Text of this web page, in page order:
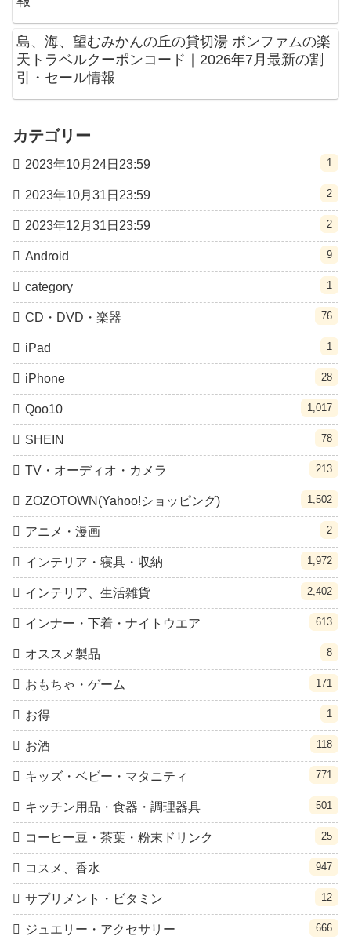
島、海、望むみかんの丘の貸切湯 ボンファムの楽
天トラベルクーポンコード｜2026年7月最新の割
引・セール情報
カテゴリー
2023年10月24日23:59 1
2023年10月31日23:59 2
2023年12月31日23:59 2
Android 9
category 1
CD・DVD・楽器 76
iPad 1
iPhone 28
Qoo10 1,017
SHEIN 78
TV・オーディオ・カメラ 213
ZOZOTOWN(Yahoo!ショッピング) 1,502
アニメ・漫画 2
インテリア・寝具・収納 1,972
インテリア、生活雑貨 2,402
インナー・下着・ナイトウエア 613
オススメ製品 8
おもちゃ・ゲーム 171
お得 1
お酒 118
キッズ・ベビー・マタニティ 771
キッチン用品・食器・調理器具 501
コーヒー豆・茶葉・粉末ドリンク 25
コスメ、香水 947
サプリメント・ビタミン 12
ジュエリー・アクセサリー 666